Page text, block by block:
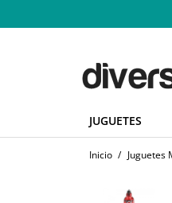
JUGUETES
Inicio / Juguetes